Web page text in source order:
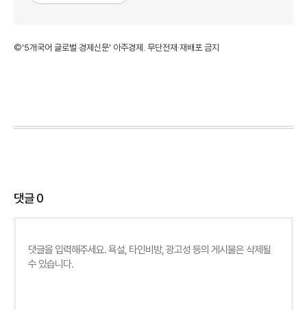
©'5개국어 글로벌 경제신문' 아주경제. 무단전재·재배포 금지
댓글0